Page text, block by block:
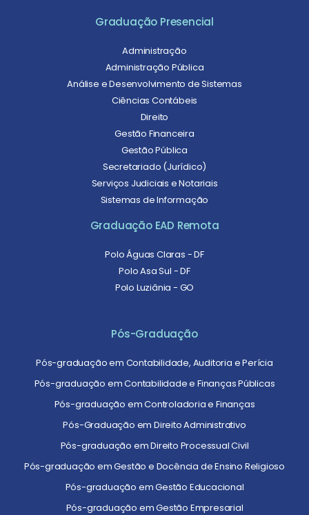
Graduação Presencial
Administração
Administração Pública
Análise e Desenvolvimento de Sistemas
Ciências Contábeis
Direito
Gestão Financeira
Gestão Pública
Secretariado (Jurídico)
Serviços Judiciais e Notariais
Sistemas de Informação
Graduação EAD Remota
Polo Águas Claras - DF
Polo Asa Sul - DF
Polo Luziânia - GO
Pós-Graduação
Pós-graduação em Contabilidade, Auditoria e Perícia
Pós-graduação em Contabilidade e Finanças Públicas
Pós-graduação em Controladoria e Finanças
Pós-Graduação em Direito Administrativo
Pós-graduação em Direito Processual Civil
Pós-graduação em Gestão e Docência de Ensino Religioso
Pós-graduação em Gestão Educacional
Pós-graduação em Gestão Empresarial